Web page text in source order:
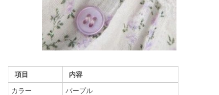
項目 内容
カラー パープル